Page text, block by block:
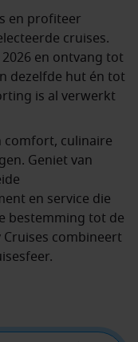
en profiteer
cruises.
en ontvang tot
dezelfde hut én tot
is al verwerkt
comfort, culinaire
Geniet van
en service die
bestemming tot de
combineert